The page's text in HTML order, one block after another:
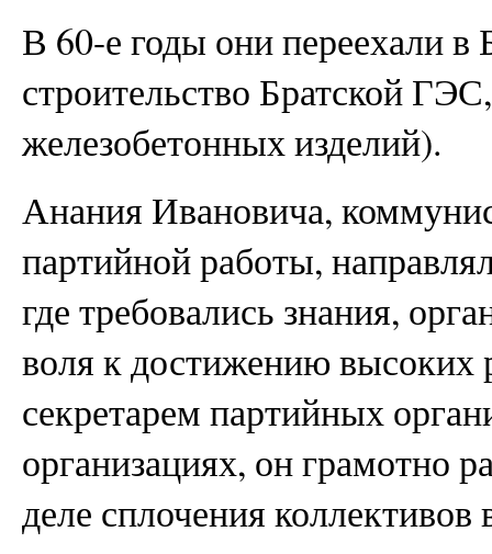
В 60-е годы они переехали в
строительство Братской
железобетонных изделий).
Анания Ивановича,
партийной работы,
где требовались знания,
воля к достижению высоких
секретарем партийных
организациях, он грамотно
деле сплочения